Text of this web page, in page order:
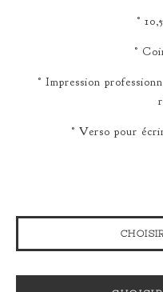
°
°
° Impression
° Verso pour